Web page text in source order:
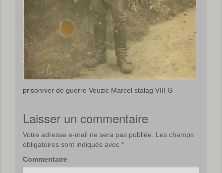
prisonnier de guerre Veuzic Marcel stalag VIII G
Laisser un commentaire
Votre adresse e-mail ne sera pas publiée.
Les champs
obligatoires sont indiqués avec *
Commentaire